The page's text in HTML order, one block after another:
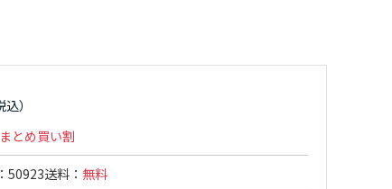
まとめ買い割
50923送料
無料